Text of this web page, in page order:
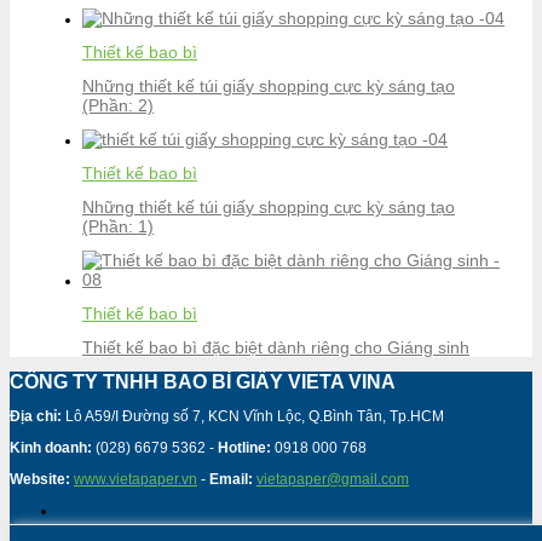
Thiết kế bao bì
Những thiết kế túi giấy shopping cực kỳ sáng tạo
(Phần: 2)
Thiết kế bao bì
Những thiết kế túi giấy shopping cực kỳ sáng tạo
(Phần: 1)
Thiết kế bao bì
Thiết kế bao bì đặc biệt dành riêng cho Giáng sinh
CÔNG TY TNHH BAO BÌ GIẤY VIETA VINA
Địa chỉ: Lô A59/I Đường số 7, KCN Vĩnh Lộc, Q.Bình Tân, Tp.HCM
Kinh doanh: (028) 6679 5362 - Hotline: 0918 000 768
Website: www.vietapaper.vn - Email: vietapaper@gmail.com